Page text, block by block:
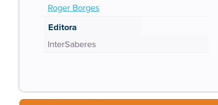
Roger Borges
Editora
InterSaberes